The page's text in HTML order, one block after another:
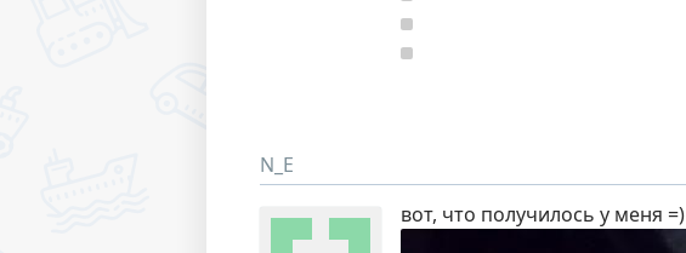
N_E
вот, что получилось у меня =)